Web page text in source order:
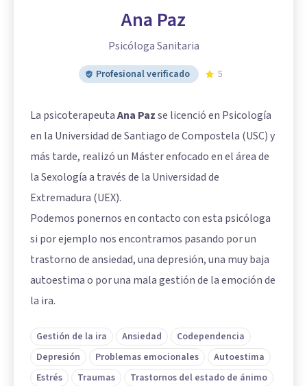
Ana Paz
Psicóloga Sanitaria
Profesional verificado 5
La psicoterapeutaAna Pazse licenció en Psicología
en la Universidad de Santiago de Compostela (USC) y
más tarde, realizó un Máster enfocado en el área de
la Sexología a través de la Universidad de
Extremadura (UEX).
Podemos ponernos en contacto con esta psicóloga
si por ejemplo nos encontramos pasando por un
trastorno de ansiedad, una depresión, una muy baja
autoestima o por una mala gestión de la emoción de
la ira.
Gestión de la ira Ansiedad
Codependencia
Depresión
Problemas emocionales
Autoestima
Estrés
Traumas Trastornos del estado de ánimo